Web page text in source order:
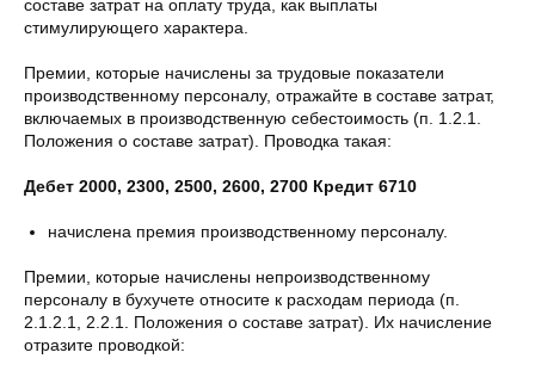
составе затрат на оплату труда, как выплаты
стимулирующего характера.
Премии, которые начислены за трудовые показатели
производственному персоналу, отражайте в составе затрат,
включаемых в производственную себестоимость (п. 1.2.1.
Положения о составе затрат). Проводка такая:
Дебет 2000, 2300, 2500, 2600, 2700 Кредит 6710
начислена премия производственному персоналу.
Премии, которые начислены непроизводственному
персоналу в бухучете относите к расходам периода (п.
2.1.2.1, 2.2.1. Положения о составе затрат). Их начисление
отразите проводкой: